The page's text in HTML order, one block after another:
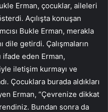
Erman, çocuklar, aileleri
Açılışta konuşan
Bukle Erman, merakla
dile getirdi. Çalışmaların
ifade eden Erman,
iletişim kurmayı ve
Çocuklara burada aldıkları
Erman, “Çevrenize dikkat
Bundan sonra da